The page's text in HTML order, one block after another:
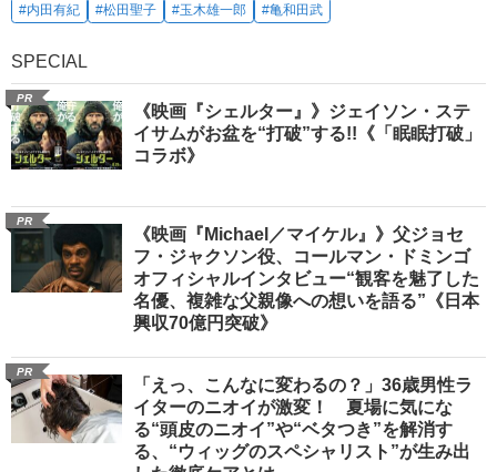
#内田有紀
#松田聖子 #玉木雄一郎 #亀和田武
SPECIAL
PR
《映画『シェルター』》ジェイソン・ステ
イサムがお盆を“打破”する!!《「眠眠打破」
コラボ》
PR
《映画『Michael／マイケル』》父ジョセ
フ・ジャクソン役、コールマン・ドミンゴ
オフィシャルインタビュー“観客を魅了した
名優、複雑な父親像への想いを語る”《日本
興収70億円突破》
PR
「えっ、こんなに変わるの？」36歳男性ラ
イターのニオイが激変！ 夏場に気にな
る“頭皮のニオイ”や“ベタつき”を解消す
る、“ウィッグのスペシャリスト”が生み出